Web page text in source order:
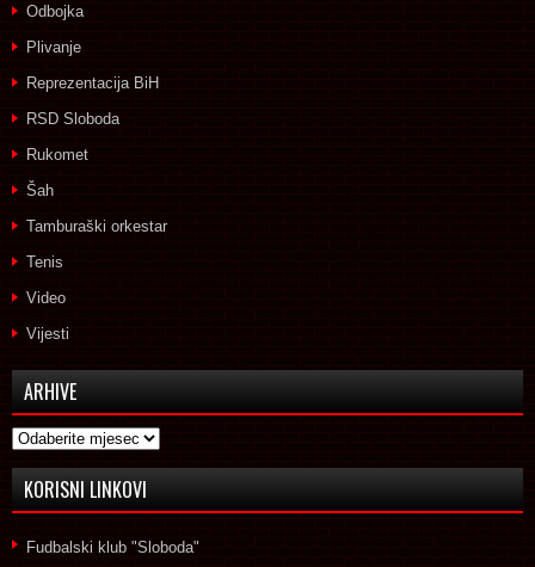
Odbojka
Plivanje
Reprezentacija BiH
RSD Sloboda
Rukomet
Šah
Tamburaški orkestar
Tenis
Video
Vijesti
ARHIVE
Arhive
KORISNI LINKOVI
Fudbalski klub "Sloboda"